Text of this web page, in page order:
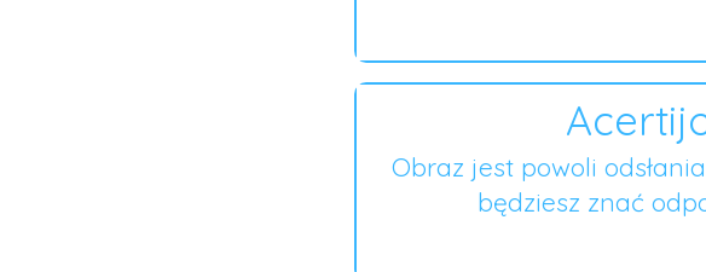
Obraz jest powoli
będziesz znać